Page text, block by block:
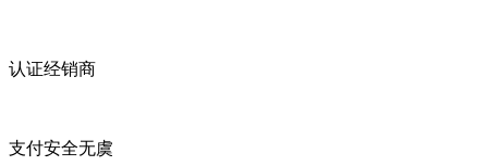
认证经销商
支付安全无虞